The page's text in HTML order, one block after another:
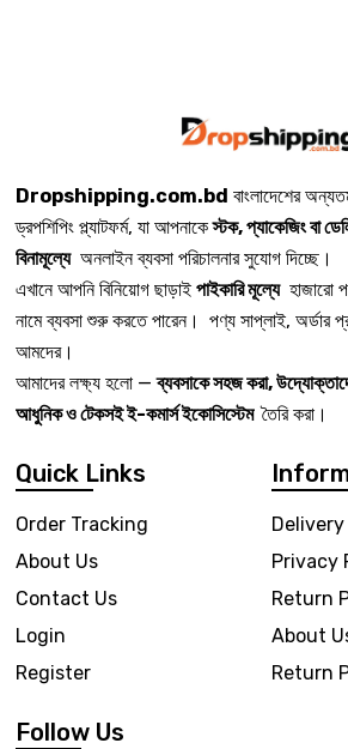
Dropshipping.com.bd বাংলাদেশের
ড্রপশিপিং প্ল্যাটফর্ম, যা আপনাকেস্টক, প্যাকেজিং বা
বিনামূল্যেঅনলাইন ব্যবসা পরিচালনার সুযোগ দিচ্ছে।
এখানে আপনি বিনিয়োগ ছাড়াই পাইকারি মূল্যেহাজারো
নামে ব্যবসা শুরু করতে পারেন। পণ্য সাপ্লাই, অর্ডার
আমদের।
আমাদের লক্ষ্য হলো —ব্যবসাকে সহজ করা,
আধুনিক ও টেকসই ই-কমার্স ইকোসিস্টেম তৈরি করা।
Quick Links
Order Tracking
About Us
Contact Us
Login
Register
Privacy
Return
About
Return
Follow Us